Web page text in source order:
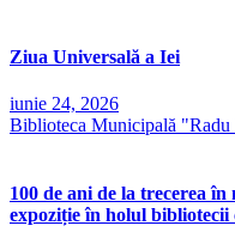
Ziua Universală a Iei
iunie 24, 2026
Biblioteca Municipală "Radu
100 de ani de la trecerea
expoziție în holul bibliotecii